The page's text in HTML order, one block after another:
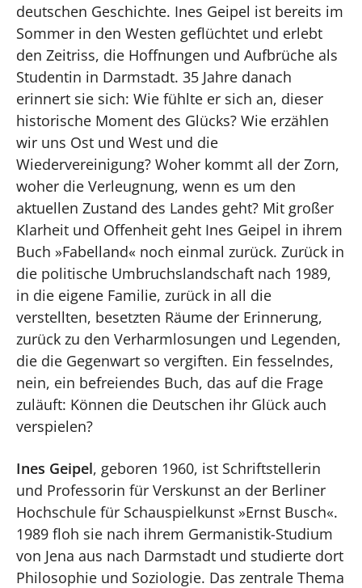
deutschen Geschichte. Ines Geipel ist bereits im
Sommer in den Westen geflüchtet und erlebt
den Zeitriss, die Hoffnungen und Aufbrüche als
Studentin in Darmstadt. 35 Jahre danach
erinnert sie sich: Wie fühlte er sich an, dieser
historische Moment des Glücks? Wie erzählen
wir uns Ost und West und die
Wiedervereinigung? Woher kommt all der Zorn,
woher die Verleugnung, wenn es um den
aktuellen Zustand des Landes geht? Mit großer
Klarheit und Offenheit geht Ines Geipel in ihrem
Buch »Fabelland« noch einmal zurück. Zurück in
die politische Umbruchslandschaft nach 1989,
in die eigene Familie, zurück in all die
verstellten, besetzten Räume der Erinnerung,
zurück zu den Verharmlosungen und Legenden,
die die Gegenwart so vergiften. Ein fesselndes,
nein, ein befreiendes Buch, das auf die Frage
zuläuft: Können die Deutschen ihr Glück auch
verspielen?
Ines Geipel, geboren 1960, ist Schriftstellerin
und Professorin für Verskunst an der Berliner
Hochschule für Schauspielkunst »Ernst Busch«.
1989 floh sie nach ihrem Germanistik-Studium
von Jena aus nach Darmstadt und studierte dort
Philosophie und Soziologie. Das zentrale Thema